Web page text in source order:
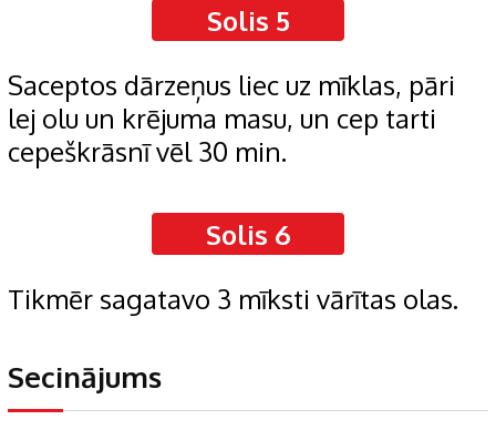
Solis 5
Saceptos dārzeņus liec uz mīklas, pāri
lej olu un krējuma masu, un cep tarti
cepeškrāsnī vēl 30 min.
Solis 6
Tikmēr sagatavo 3 mīksti vārītas olas.
Secinājums